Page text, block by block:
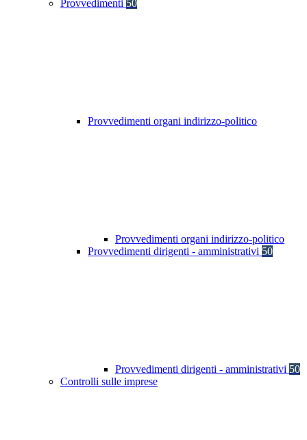
Provvedimenti 50
Provvedimenti organi indirizzo-politico
Provvedimenti organi indirizzo-politico
Provvedimenti dirigenti - amministrativi 50
Provvedimenti dirigenti - amministrativi 50
Controlli sulle imprese